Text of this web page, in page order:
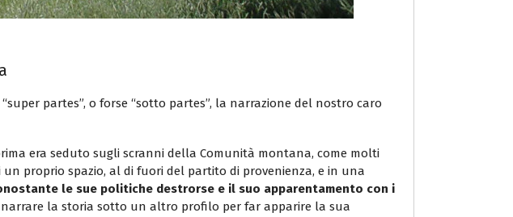
partes”, o forse “sotto partes”, la narrazione del nostro caro
era seduto sugli scranni della Comunità montana, come molti
proprio spazio, al di fuori del partito di provenienza, e in una
le sue politiche destrorse e il suo apparentamento con i
narrare la storia sotto un altro profilo per far apparire la sua